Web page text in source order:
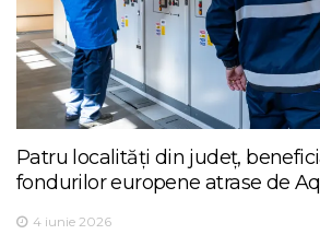
Patru localități din județ,
fondurilor europene atrase de
4 iunie 2026